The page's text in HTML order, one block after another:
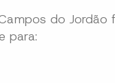
do
para: